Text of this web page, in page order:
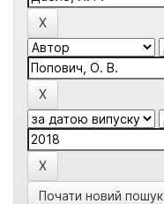
Почати новий пошук